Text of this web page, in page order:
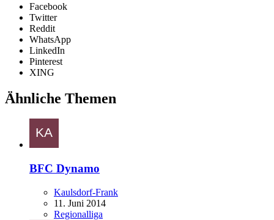
Facebook
Twitter
Reddit
WhatsApp
LinkedIn
Pinterest
XING
Ähnliche Themen
BFC Dynamo
Kaulsdorf-Frank
11. Juni 2014
Regionalliga